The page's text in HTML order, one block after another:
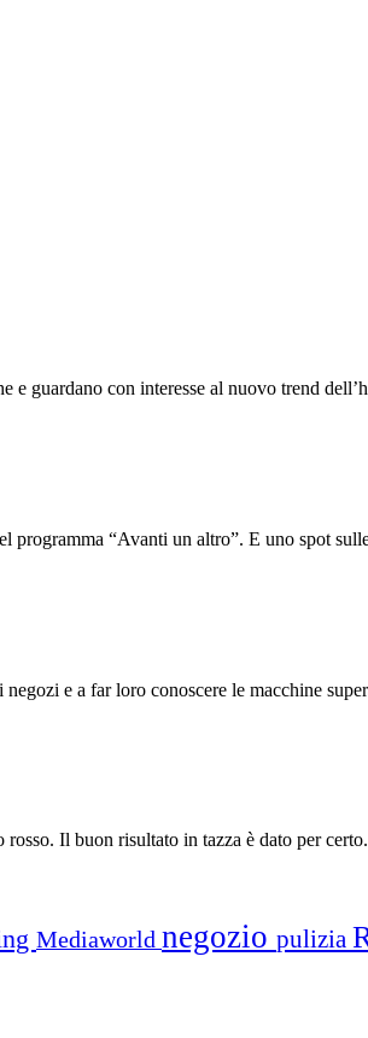
guardano con interesse al nuovo trend
programma “Avanti un altro”. E uno spot
e a far loro conoscere le macchine
Il buon risultato in tazza è dato per
Mediaworld negozio pulizia